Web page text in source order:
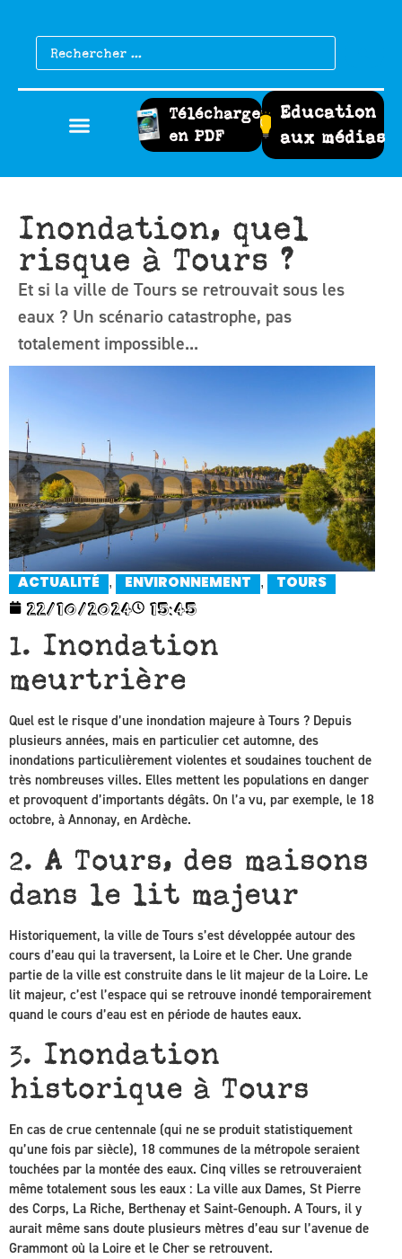
Télécharger
en PDF
Education
aux médias
Inondation, quel
risque à Tours ?
Et si la ville de Tours se retrouvait sous les
eaux ? Un scénario catastrophe, pas
totalement impossible...
ACTUALITÉ , ENVIRONNEMENT , TOURS
22/10/2024 15:45
1. Inondation
meurtrière
Quel est le risque d’une inondation majeure à Tours ? Depuis
plusieurs années, mais en particulier cet automne, des
inondations particulièrement violentes et soudaines touchent de
très nombreuses villes. Elles mettent les populations en danger
et provoquent d’importants dégâts. On l’a vu, par exemple, le 18
octobre, à Annonay, en Ardèche.
2. A Tours, des maisons
dans le lit majeur
Historiquement, la ville de Tours s’est développée autour des
cours d’eau qui la traversent, la Loire et le Cher. Une grande
partie de la ville est construite dans le lit majeur de la Loire. Le
lit majeur, c’est l’espace qui se retrouve inondé temporairement
quand le cours d’eau est en période de hautes eaux.
3. Inondation
historique à Tours
En cas de crue centennale (qui ne se produit statistiquement
qu’une fois par siècle), 18 communes de la métropole seraient
touchées par la montée des eaux. Cinq villes se retrouveraient
même totalement sous les eaux : La ville aux Dames, St Pierre
des Corps, La Riche, Berthenay et Saint-Genouph. A Tours, il y
aurait même sans doute plusieurs mètres d’eau sur l’avenue de
Grammont où la Loire et le Cher se retrouvent.